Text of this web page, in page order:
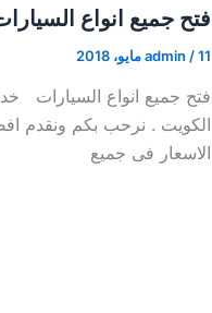
فتح جميع انواع
admin /11 مايو، 2018
فتح جميع انواع السيارات
الكويت . نرحب بكم ونقدم
الاسعار فى جميع